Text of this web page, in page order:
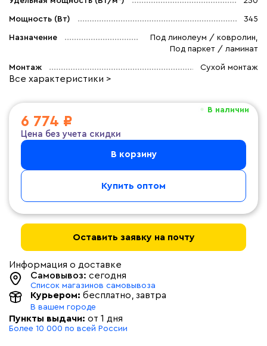
Мощность (Вт) 345
Назначение
Под линолеум / ковролин,
Под паркет / ламинат
Монтаж Сухой монтаж
Все характеристики >
В наличии
6 774 ₽
Цена без учета скидки
В корзину
Купить оптом
Оставить заявку на почту
Информация о доставке
Самовывоз: сегодня
Список магазинов самовывоза
Курьером: бесплатно , завтра
В вашем городе
Пункты выдачи: от 1 дня
Более 10 000 по всей России